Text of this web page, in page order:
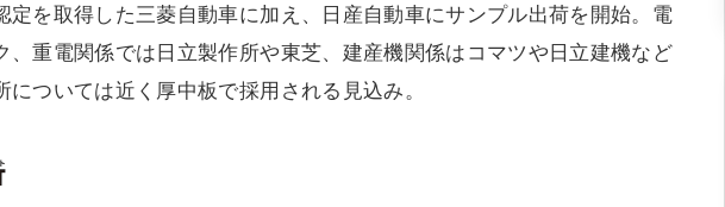
を取得した三菱自動車に加え、日産自動車にサンプル出荷を開始。電
、重電関係では日立製作所や東芝、建産機関係はコマツや日立建機など
ついては近く厚中板で採用される見込み。